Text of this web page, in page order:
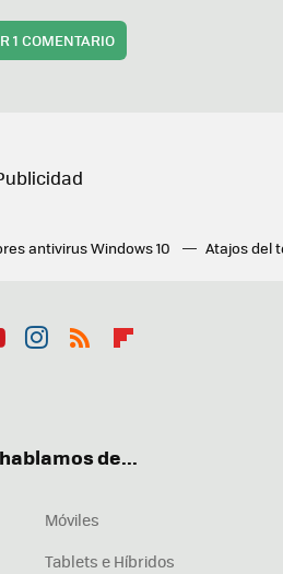
1 COMENTARIO
antivirus Windows 10 Atajos del
de...
Móviles
Tablets e Híbridos